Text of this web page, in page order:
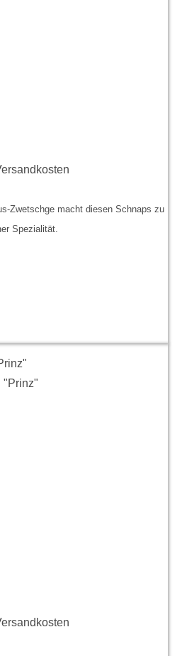
Zwetschge macht diesen Schnaps zu
Spezialität.